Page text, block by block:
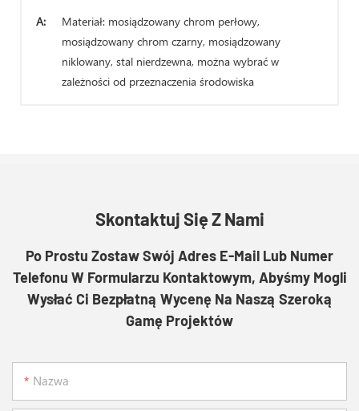
A:
Materiał: mosiądzowany chrom perłowy,
mosiądzowany chrom czarny, mosiądzowany
niklowany, stal nierdzewna, można wybrać w
zależności od przeznaczenia środowiska
Skontaktuj Się Z Nami
Po Prostu Zostaw Swój Adres E-Mail Lub Numer
Telefonu W Formularzu Kontaktowym, Abyśmy Mogli
Wysłać Ci Bezpłatną Wycenę Na Naszą Szeroką
Gamę Projektów
Nazwa